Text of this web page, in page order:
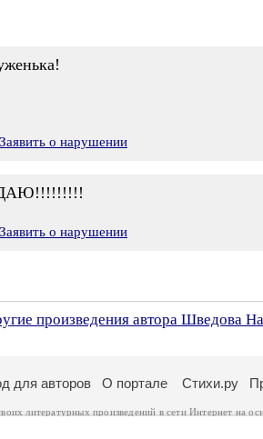
Заявить о нарушении
Заявить о нарушении
произведения автора Шведова
для авторов О портале Стихи.ру
литературных произведений в сети Интернет на
произведений возможна только с согласия его
на основании